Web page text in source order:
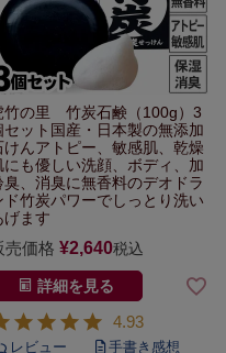
竹の里 竹炭石鹸（100g）3
セット 国産・日本製の無添加
けんアトピー、敏感肌、乾燥
にも優しい洗顔、ボディ、加
、 消臭に無香料のデオドラ
ド竹炭パワーでしっとり洗い
げます
売価格 ¥2,640税込
詳細を見る
4.93